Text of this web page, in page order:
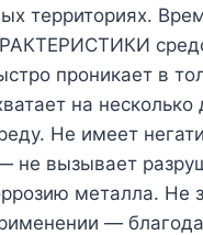
территориях.
проникает в
на
Не имеет
вызывает
металла. Не
—